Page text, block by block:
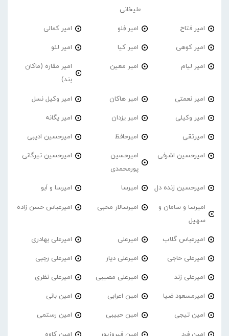
علیخانی
امیر فتاح امیر فِلو امیر کمالی
امیر کوهی امیر کیا امیر لئو
امیر لیام امیر معین
امیر مقاره (ماکان
بند)
امیر نعمتی امیر هاکان امیر وکیل نسل
امیر وکیلی امیر یزدان امیر یگانه
امیرتقی امیرحافظ امیرحسین ادیبی
امیرحسین اشرفی
امیرحسین
پورمحمدی
امیرحسین تیرگانی
امیرحسین زنده دل امیرسا امیرسا و اَبو
امیرسا و سامان و
سهیل
امیرسالار محبی امیرعباس حسن زاده
امیرعباس گلاب امیرعلی امیرعلی بهادری
امیرعلی حاجی امیرعلی دیار امیرعلی رجبی
امیرعلی زند امیرعلی مصیبی امیرعلی نظری
امیرمسعود ضیا امین اعرابی امین بانی
امین تیجی امین حبیبی امین رستمی